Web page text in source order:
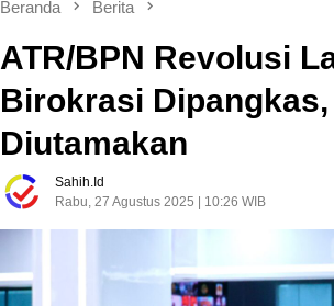
Beranda Berita
ATR/BPN Revolusi
Birokrasi
Diutamakan
Sahih.id
Rabu, 27 Agustus 2025 | 10:26 WIB